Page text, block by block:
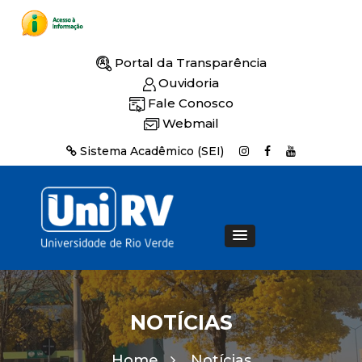
Portal da Transparência
Ouvidoria
Fale Conosco
Webmail
Sistema Acadêmico (SEI)
NOTÍCIAS